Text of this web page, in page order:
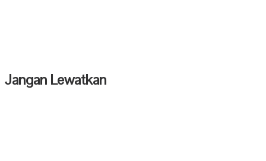
Jangan Lewatkan